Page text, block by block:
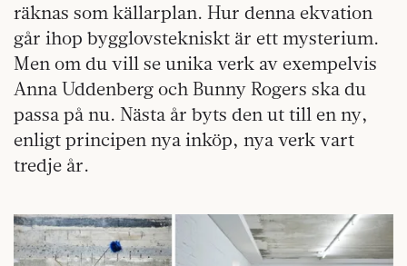
räknas som källarplan. Hur denna ekvation
går ihop bygglovstekniskt är ett mysterium.
Men om du vill se unika verk av exempelvis
Anna Uddenberg och Bunny Rogers ska du
passa på nu. Nästa år byts den ut till en ny,
enligt principen nya inköp, nya verk vart
tredje år.